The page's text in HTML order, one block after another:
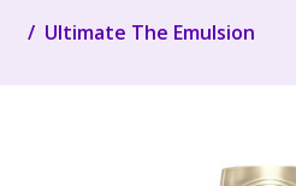
Ultimate The Emulsion